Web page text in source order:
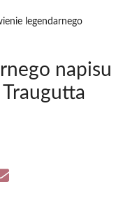
legendarnego
napisu
Share